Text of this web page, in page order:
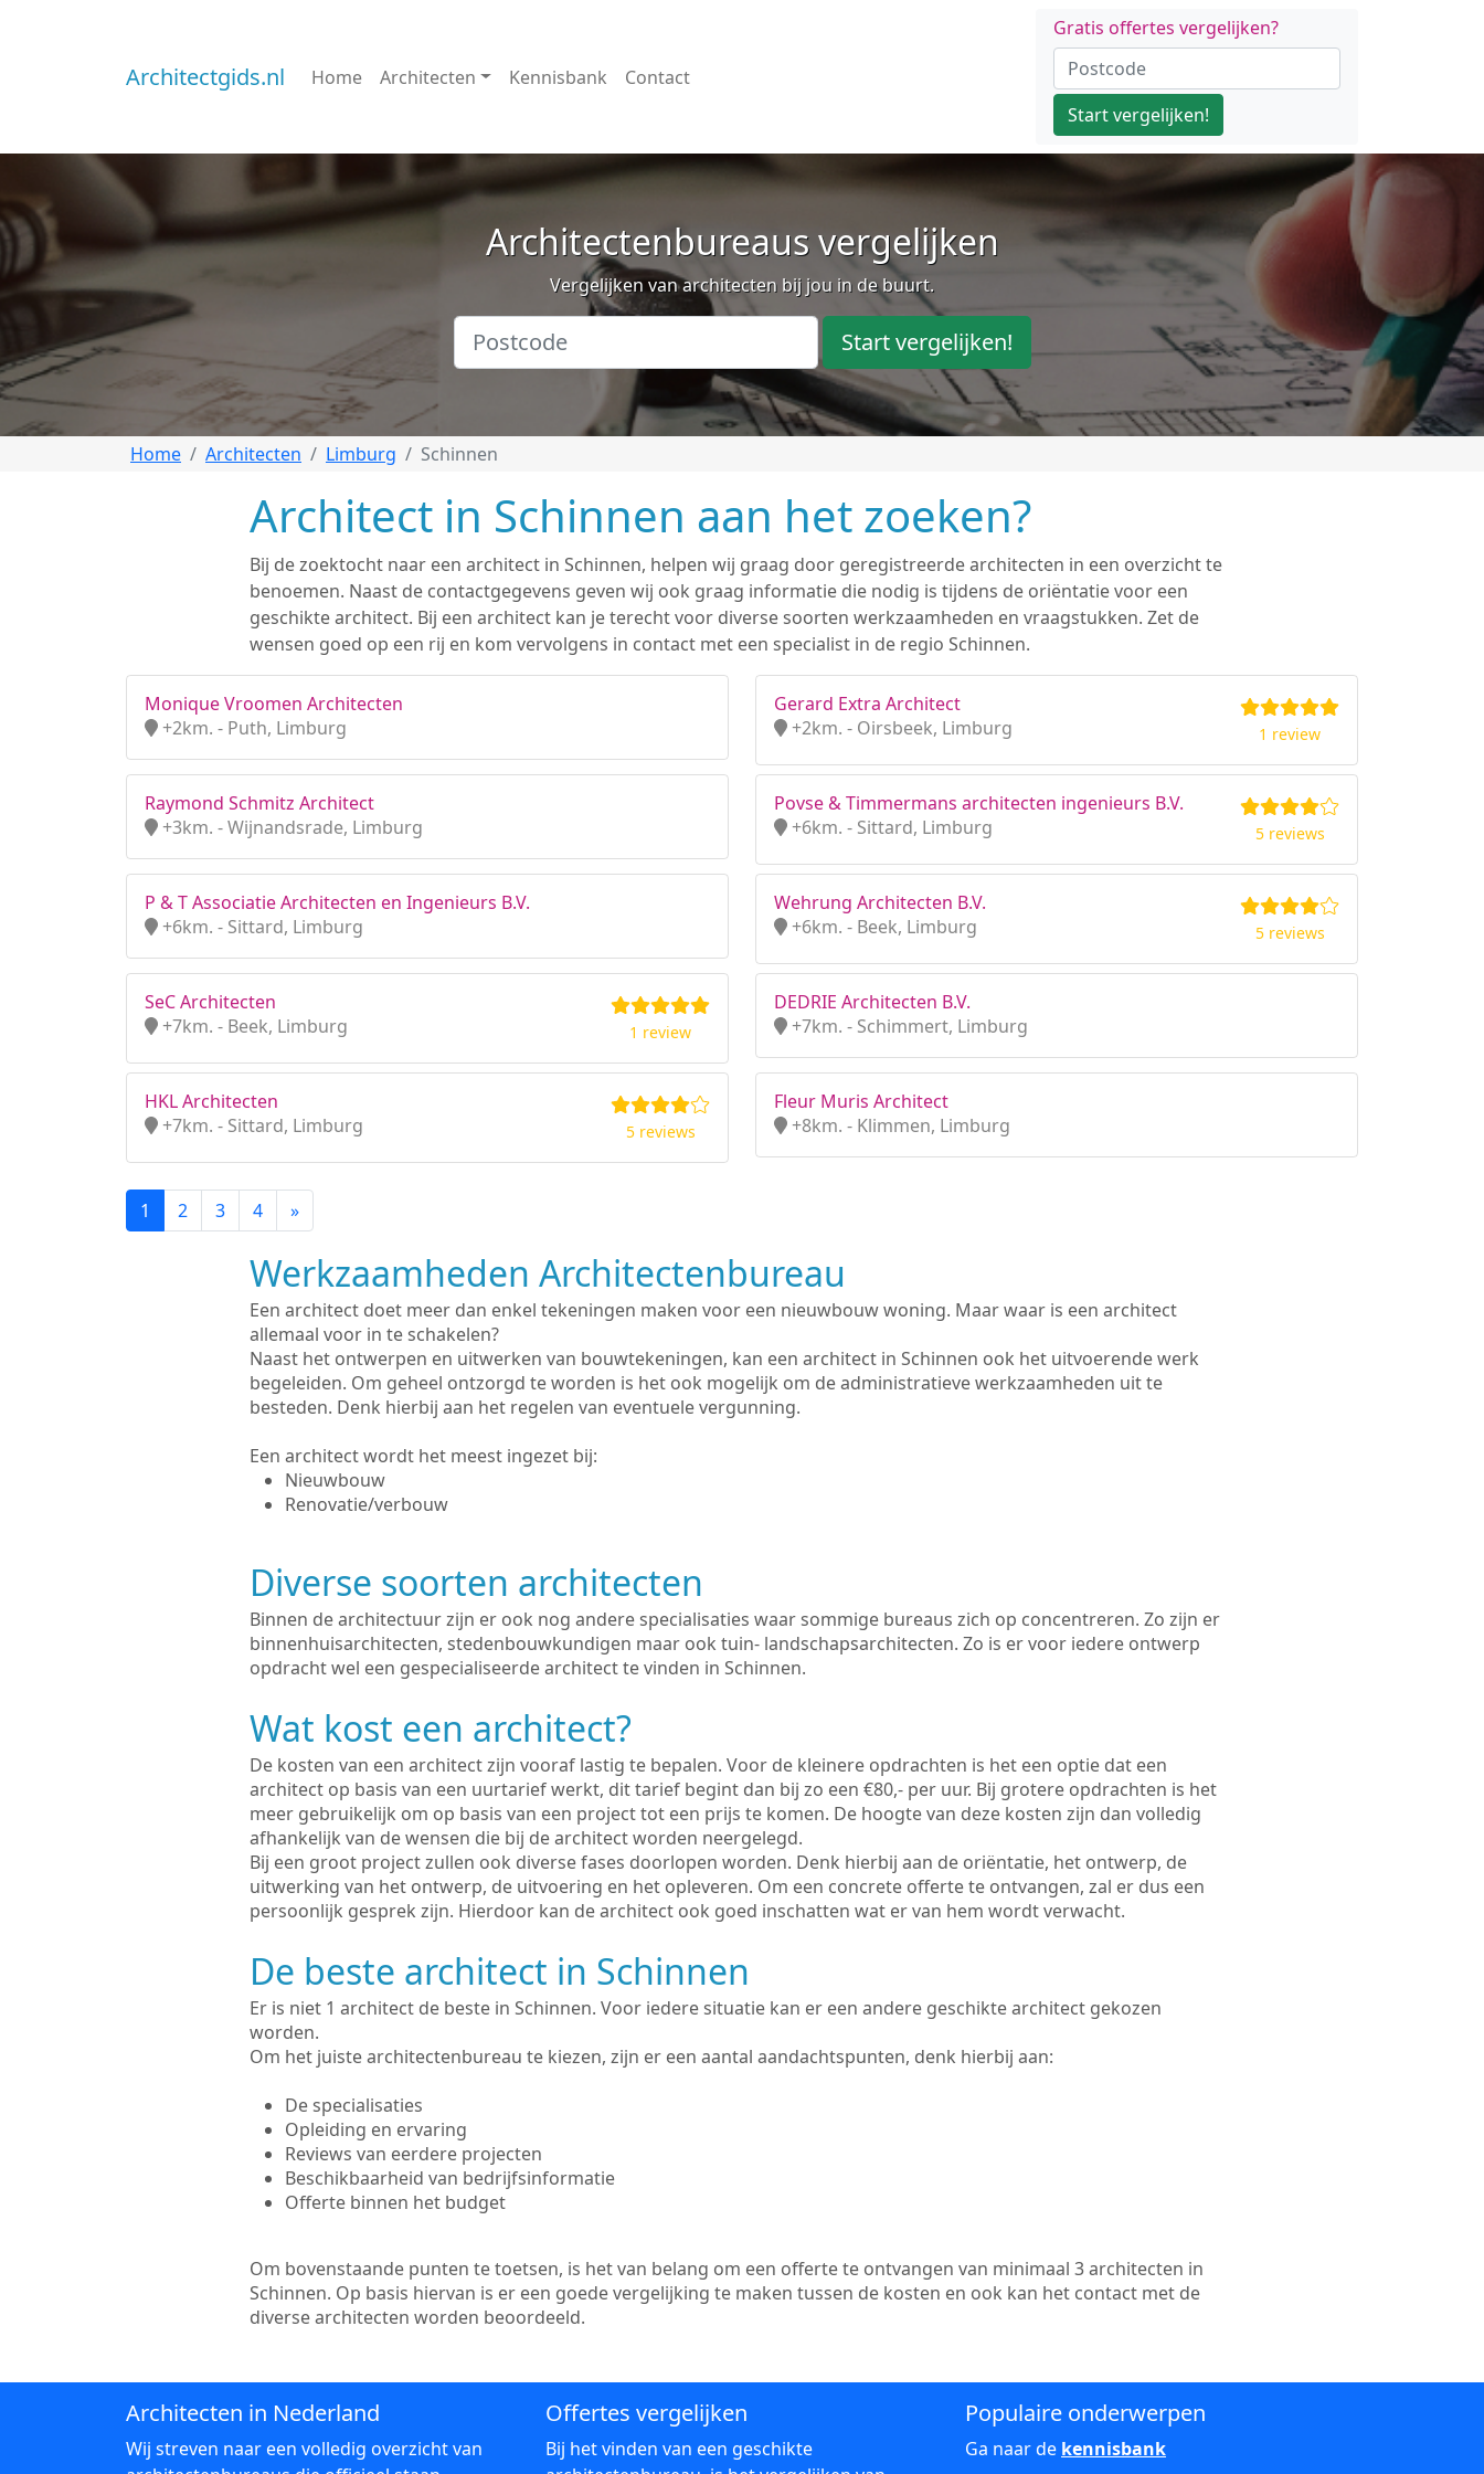
Architectgids.nl Home Architecten Kennisbank Contact
Gratis offertes vergelijken?
Start vergelijken!
Architectenbureaus vergelijken
Vergelijken van architecten bij jou in de buurt.
Start vergelijken!
Home Architecten Limburg Schinnen
Architect in Schinnen aan het zoeken?
Bij de zoektocht naar een architect in Schinnen, helpen wij graag door geregistreerde architecten in een overzicht te
benoemen. Naast de contactgegevens geven wij ook graag informatie die nodig is tijdens de oriëntatie voor een
geschikte architect. Bij een architect kan je terecht voor diverse soorten werkzaamheden en vraagstukken. Zet de
wensen goed op een rij en kom vervolgens in contact met een specialist in de regio Schinnen.
Monique Vroomen Architecten
+2km. - Puth, Limburg
Gerard Extra Architect
+2km. - Oirsbeek, Limburg
1 review
Raymond Schmitz Architect
+3km. - Wijnandsrade, Limburg
Povse & Timmermans architecten ingenieurs B.V.
+6km. - Sittard, Limburg
5 reviews
P & T Associatie Architecten en Ingenieurs B.V.
+6km. - Sittard, Limburg
Wehrung Architecten B.V.
+6km. - Beek, Limburg
5 reviews
SeC Architecten
+7km. - Beek, Limburg
1 review
DEDRIE Architecten B.V.
+7km. - Schimmert, Limburg
HKL Architecten
+7km. - Sittard, Limburg
5 reviews
Fleur Muris Architect
+8km. - Klimmen, Limburg
1 2 3 4 »
Werkzaamheden Architectenbureau
Een architect doet meer dan enkel tekeningen maken voor een nieuwbouw woning. Maar waar is een architect
allemaal voor in te schakelen?
Naast het ontwerpen en uitwerken van bouwtekeningen, kan een architect in Schinnen ook het uitvoerende werk
begeleiden. Om geheel ontzorgd te worden is het ook mogelijk om de administratieve werkzaamheden uit te
besteden. Denk hierbij aan het regelen van eventuele vergunning.
Een architect wordt het meest ingezet bij:
Nieuwbouw
Renovatie/verbouw
Diverse soorten architecten
Binnen de architectuur zijn er ook nog andere specialisaties waar sommige bureaus zich op concentreren. Zo zijn er
binnenhuisarchitecten, stedenbouwkundigen maar ook tuin- landschapsarchitecten. Zo is er voor iedere ontwerp
opdracht wel een gespecialiseerde architect te vinden in Schinnen.
Wat kost een architect?
De kosten van een architect zijn vooraf lastig te bepalen. Voor de kleinere opdrachten is het een optie dat een
architect op basis van een uurtarief werkt, dit tarief begint dan bij zo een €80,- per uur. Bij grotere opdrachten is het
meer gebruikelijk om op basis van een project tot een prijs te komen. De hoogte van deze kosten zijn dan volledig
afhankelijk van de wensen die bij de architect worden neergelegd.
Bij een groot project zullen ook diverse fases doorlopen worden. Denk hierbij aan de oriëntatie, het ontwerp, de
uitwerking van het ontwerp, de uitvoering en het opleveren. Om een concrete offerte te ontvangen, zal er dus een
persoonlijk gesprek zijn. Hierdoor kan de architect ook goed inschatten wat er van hem wordt verwacht.
De beste architect in Schinnen
Er is niet 1 architect de beste in Schinnen. Voor iedere situatie kan er een andere geschikte architect gekozen
worden.
Om het juiste architectenbureau te kiezen, zijn er een aantal aandachtspunten, denk hierbij aan:
De specialisaties
Opleiding en ervaring
Reviews van eerdere projecten
Beschikbaarheid van bedrijfsinformatie
Offerte binnen het budget
Om bovenstaande punten te toetsen, is het van belang om een offerte te ontvangen van minimaal 3 architecten in
Schinnen. Op basis hiervan is er een goede vergelijking te maken tussen de kosten en ook kan het contact met de
diverse architecten worden beoordeeld.
Architecten in Nederland
Wij streven naar een volledig overzicht van
Offertes vergelijken
Bij het vinden van een geschikte
Populaire onderwerpen
Ga naar de kennisbank